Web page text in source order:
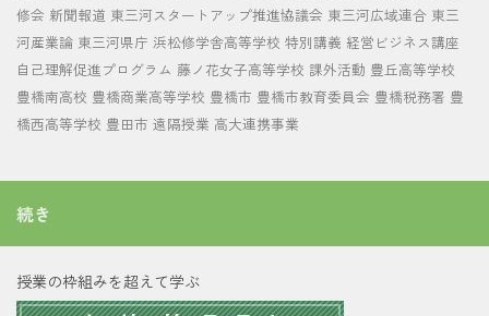
修会 新聞報道 東三河スタートアップ推進協議会 東三河広域連合 東三
河産業論 東三河県庁 浜松修学舎高等学校 特別講義 経営ビジネス講座
自己理解促進プログラム 藤ノ花女子高等学校 課外活動 豊丘高等学校
豊橋南高校 豊橋商業高等学校 豊橋市 豊橋市教育委員会 豊橋税務署 豊
橋西高等学校 豊田市 遠隔授業 高大連携事業
続き
授業の枠組みを超えて学ぶ